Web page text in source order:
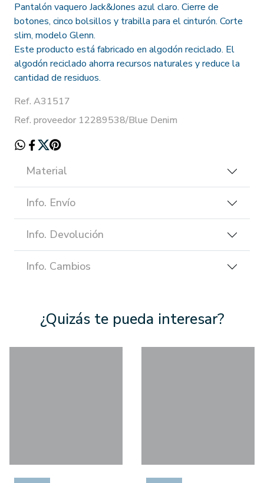
Pantalón vaquero Jack&Jones azul claro. Cierre de
botones, cinco bolsillos y trabilla para el cinturón. Corte
slim, modelo Glenn.
Este producto está fabricado en algodón reciclado. El
algodón reciclado ahorra recursos naturales y reduce la
cantidad de residuos.
Ref. A31517
Ref. proveedor 12289538/Blue Denim
Material
Info. Envío
Info. Devolución
Info. Cambios
¿Quizás te pueda interesar?